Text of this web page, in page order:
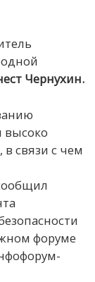
Чернухин.
высоко
связи с чем
форуме